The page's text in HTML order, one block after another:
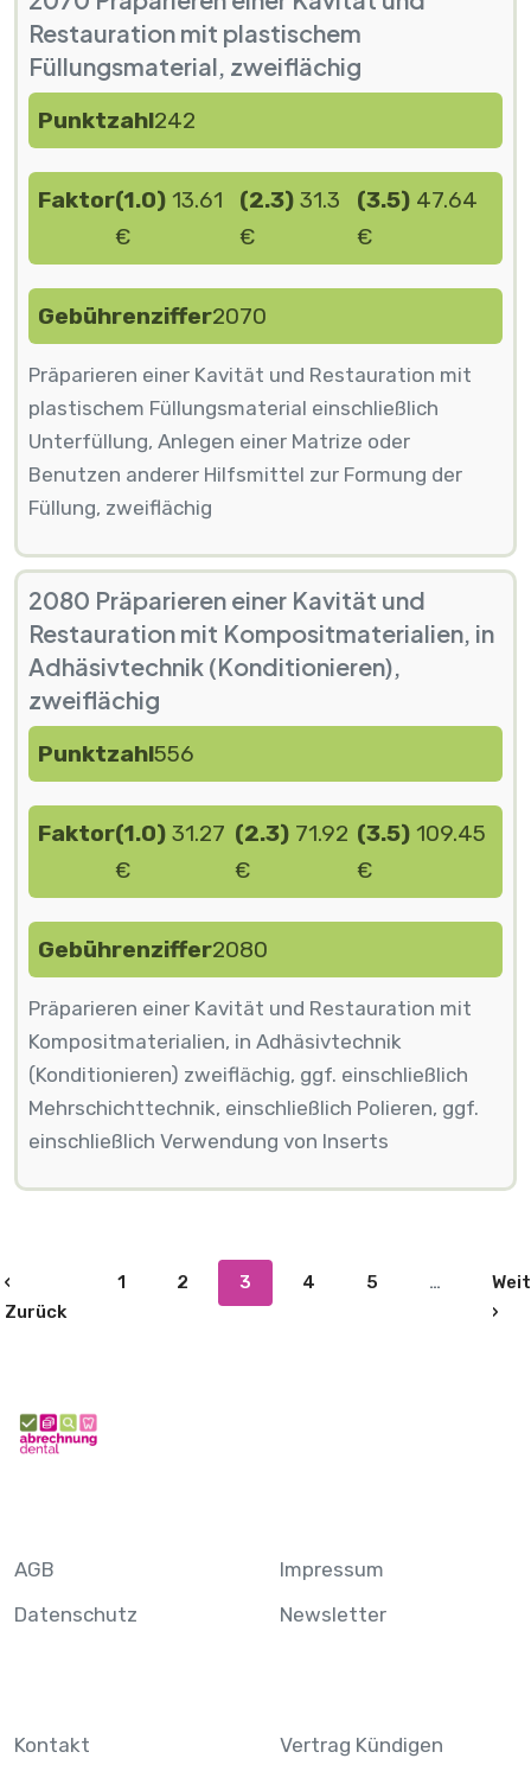
Restauration mit plastischem
Füllungsmaterial, zweiflächig
Punktzahl242
Faktor(1.0) 13.61
€
(2.3)31.3
€
(3.5)47.64
€
Gebührenziffer2070
Präparieren einer Kavität und Restauration mit
plastischem Füllungsmaterial einschließlich
Unterfüllung, Anlegen einer Matrize oder
Benutzen anderer Hilfsmittel zur Formung der
Füllung, zweiflächig
2080 Präparieren einer Kavität und
Restauration mit Kompositmaterialien, in
Adhäsivtechnik (Konditionieren),
zweiflächig
Punktzahl556
Faktor(1.0) 31.27
€
(2.3)71.92
€
(3.5)109.45
€
Gebührenziffer2080
Präparieren einer Kavität und Restauration mit
Kompositmaterialien, in Adhäsivtechnik
(Konditionieren) zweiflächig, ggf. einschließlich
Mehrschichttechnik, einschließlich Polieren, ggf.
einschließlich Verwendung von Inserts
Seite
‹
ZurückVorherige Seite
1 2 3 4 5 …
›
AGB
Datenschutz
Impressum
Newsletter
Kontakt Vertrag Kündigen